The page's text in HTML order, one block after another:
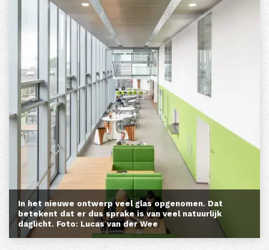
In het nieuwe ontwerp veel glas opgenomen. Dat
betekent dat er dus sprake is van veel natuurlijk
daglicht. Foto: Lucas van der Wee